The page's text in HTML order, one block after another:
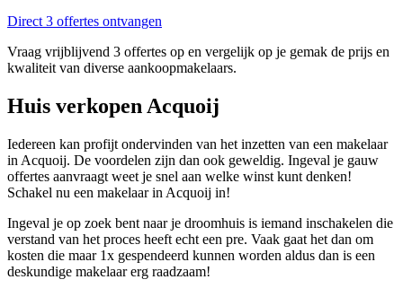
Direct 3 offertes ontvangen
Vraag vrijblijvend 3 offertes op en vergelijk op je gemak de prijs en
kwaliteit van diverse aankoopmakelaars.
Huis verkopen Acquoij
Iedereen kan profijt ondervinden van het inzetten van een makelaar
in Acquoij. De voordelen zijn dan ook geweldig. Ingeval je gauw
offertes aanvraagt weet je snel aan welke winst kunt denken!
Schakel nu een makelaar in Acquoij in!
Ingeval je op zoek bent naar je droomhuis is iemand inschakelen die
verstand van het proces heeft echt een pre. Vaak gaat het dan om
kosten die maar 1x gespendeerd kunnen worden aldus dan is een
deskundige makelaar erg raadzaam!